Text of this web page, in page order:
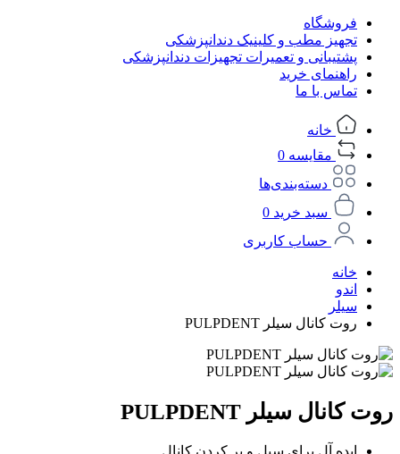
فروشگاه
تجهیز مطب و کلینیک دندانپزشکی
پشتیبانی و تعمیرات تجهیزات دندانپزشکی
راهنمای خرید
تماس با ما
خانه
مقایسه 0
دسته‌بندی‌ها
سبد خرید 0
حساب کاربری
خانه
اندو
سیلر
روت کانال سیلر PULPDENT
روت کانال سیلر PULPDENT